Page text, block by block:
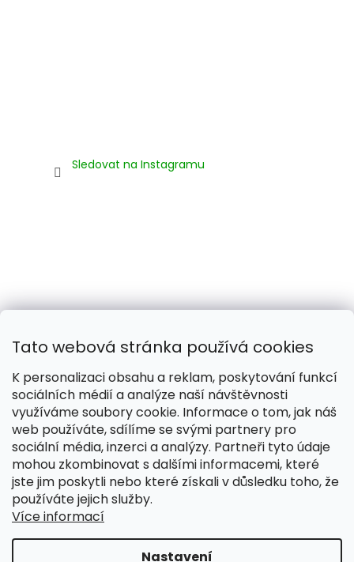
Tato webová stránka používá cookies
K personalizaci obsahu a reklam, poskytování funkcí
sociálních médií a analýze naší návštěvnosti
využíváme soubory cookie. Informace o tom, jak náš
web používáte, sdílíme se svými partnery pro
sociální média, inzerci a analýzy. Partneři tyto údaje
mohou zkombinovat s dalšími informacemi, které
jste jim poskytli nebo které získali v důsledku toho, že
používáte jejich služby.
Více informací
Nastavení
Sledovat na Instagramu
Naše smečka: Silver Needles (Chovatelská stanice)